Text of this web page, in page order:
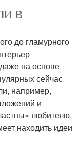
в
до гламурного
на основе
сейчас
например,
и
любителю,
находить идеи